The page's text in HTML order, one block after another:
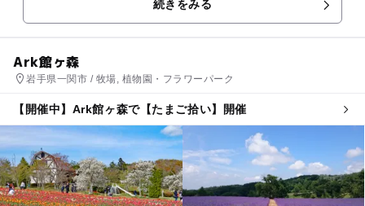
続きをみる
Ark館ヶ森
岩手県一関市 / 牧場, 植物園・フラワーパーク
【開催中】Ark館ヶ森で【たまご拾い】開催